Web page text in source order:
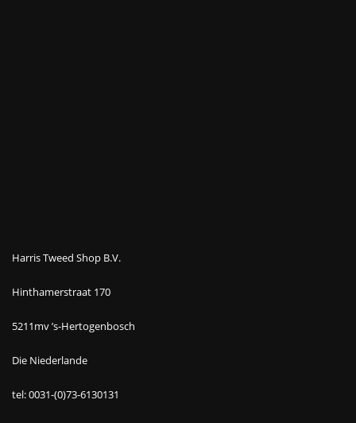
Harris Tweed Shop B.V.
Hinthamerstraat 170
5211mv ’s-Hertogenbosch
Die Niederlande
tel: 0031-(0)73-6130131